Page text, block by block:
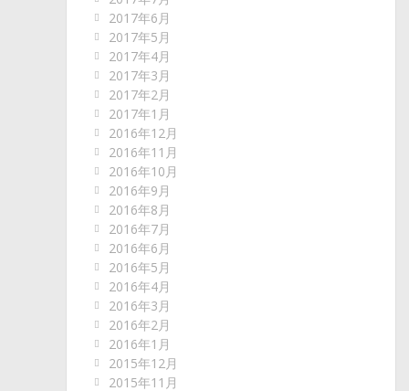
2017年6月
2017年5月
2017年4月
2017年3月
2017年2月
2017年1月
2016年12月
2016年11月
2016年10月
2016年9月
2016年8月
2016年7月
2016年6月
2016年5月
2016年4月
2016年3月
2016年2月
2016年1月
2015年12月
2015年11月